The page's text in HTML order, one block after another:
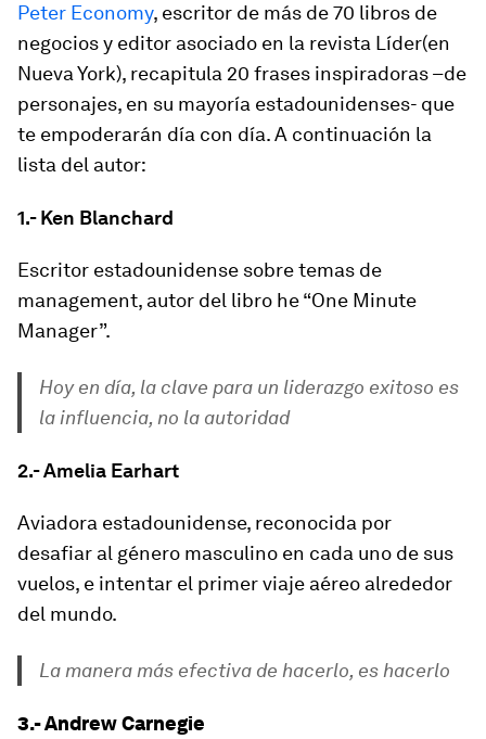
Peter Economy, escritor de más de 70 libros de
negocios y editor asociado en la revista Líder(en
Nueva York), recapitula 20 frases inspiradoras –de
personajes, en su mayoría estadounidenses- que
te empoderarán día con día. A continuación la
lista del autor:
1.- Ken Blanchard
Escritor estadounidense sobre temas de
management, autor del libro he “One Minute
Manager”.
Hoy en día, la clave para un liderazgo exitoso es
la influencia, no la autoridad
2.- Amelia Earhart
Aviadora estadounidense, reconocida por
desafiar al género masculino en cada uno de sus
vuelos, e intentar el primer viaje aéreo alrededor
del mundo.
La manera más efectiva de hacerlo, es hacerlo
3.- Andrew Carnegie